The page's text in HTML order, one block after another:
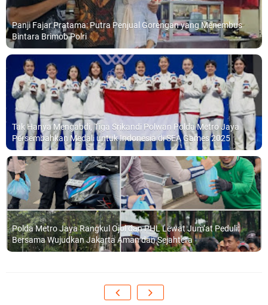
Panji Fajar Pratama: Putra Penjual Gorengan yang Menembus
Bintara Brimob Polri
Tak Hanya Mengabdi, Tiga Srikandi Polwan Polda Metro Jaya
Persembahkan Medali untuk Indonesia di SEA Games 2025
Polda Metro Jaya Rangkul Ojol dan PHL Lewat Jum’at Peduli:
Bersama Wujudkan Jakarta Aman dan Sejahtera